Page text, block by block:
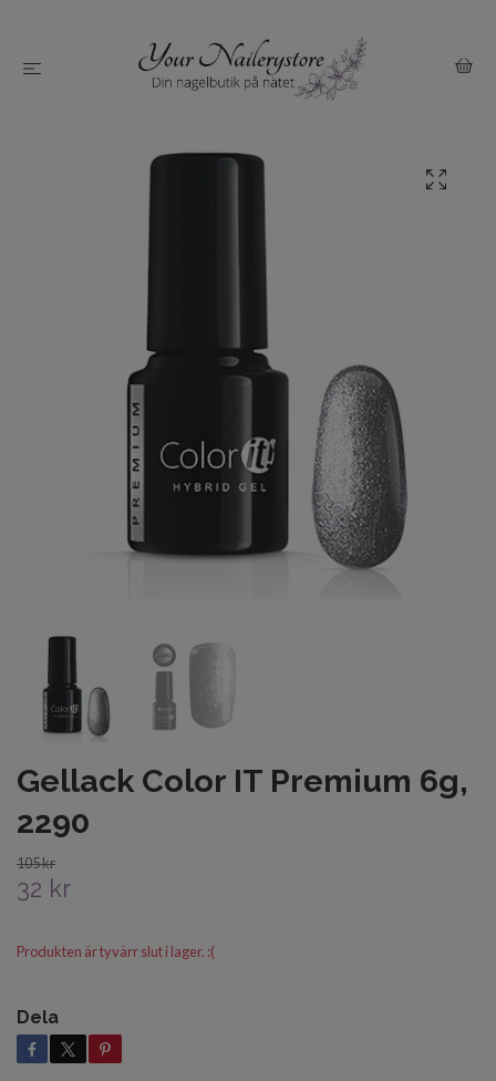
Gellack Color IT Premium 6g,
2290
105 kr
32 kr
Produkten är tyvärr slut i lager. :(
Dela